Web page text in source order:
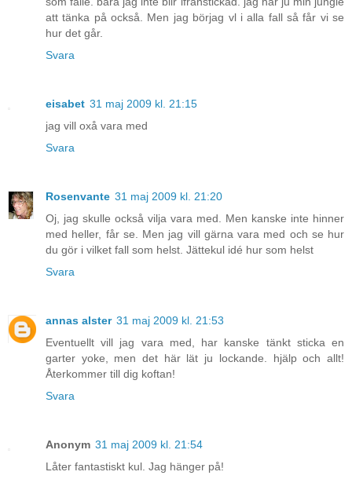
att tänka på också. Men jag börjag vl i alla fall så får vi se
hur det går.
Svara
eisabet 31 maj 2009 kl. 21:15
jag vill oxå vara med
Svara
Rosenvante 31 maj 2009 kl. 21:20
Oj, jag skulle också vilja vara med. Men kanske inte hinner
med heller, får se. Men jag vill gärna vara med och se hur
du gör i vilket fall som helst. Jättekul idé hur som helst
Svara
annas alster 31 maj 2009 kl. 21:53
Eventuellt vill jag vara med, har kanske tänkt sticka en
garter yoke, men det här lät ju lockande. hjälp och allt!
Återkommer till dig koftan!
Svara
Anonym 31 maj 2009 kl. 21:54
Låter fantastiskt kul. Jag hänger på!